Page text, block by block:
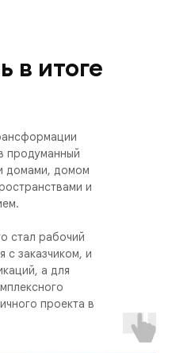
в итоге
продуманный
домами, домом
и
стал рабочий
с заказчиком, и
а для
проекта в